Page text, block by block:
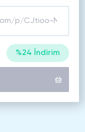
%24 İndirim